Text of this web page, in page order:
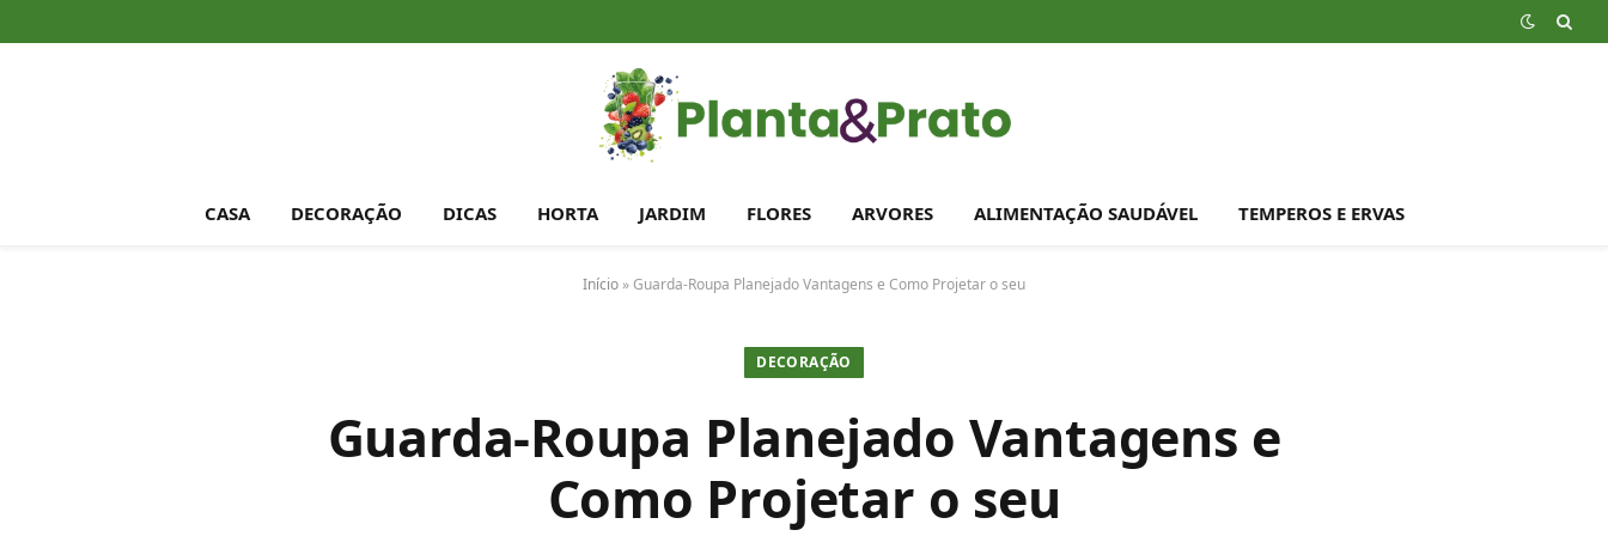
CASA DECORAÇÃO DICAS HORTA JARDIM FLORES ARVORES ALIMENTAÇÃO SAUDÁVEL TEMPEROS E ERVAS
Início »Guarda-Roupa Planejado Vantagens e Como Projetar o seu
DECORAÇÃO
Guarda-Roupa Planejado Vantagens e
Como Projetar o seu